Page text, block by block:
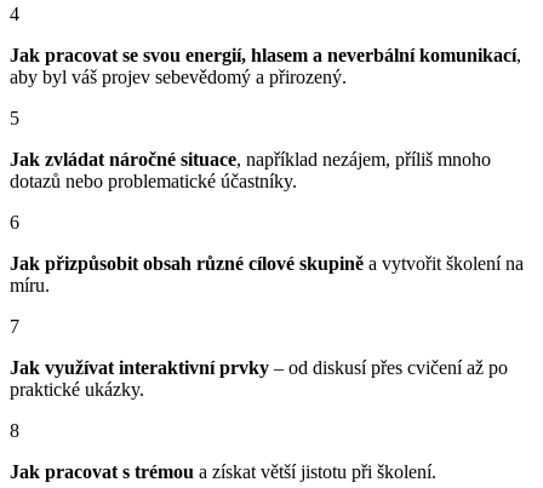
4
Jak pracovat se svou energií, hlasem a neverbální komunikací,
aby byl váš projev sebevědomý a přirozený.
5
Jak zvládat náročné situace, například nezájem, příliš mnoho
dotazů nebo problematické účastníky.
6
Jak přizpůsobit obsah různé cílové skupině a vytvořit školení na
míru.
7
Jak využívat interaktivní prvky – od diskusí přes cvičení až po
praktické ukázky.
8
Jak pracovat s trémou a získat větší jistotu při školení.